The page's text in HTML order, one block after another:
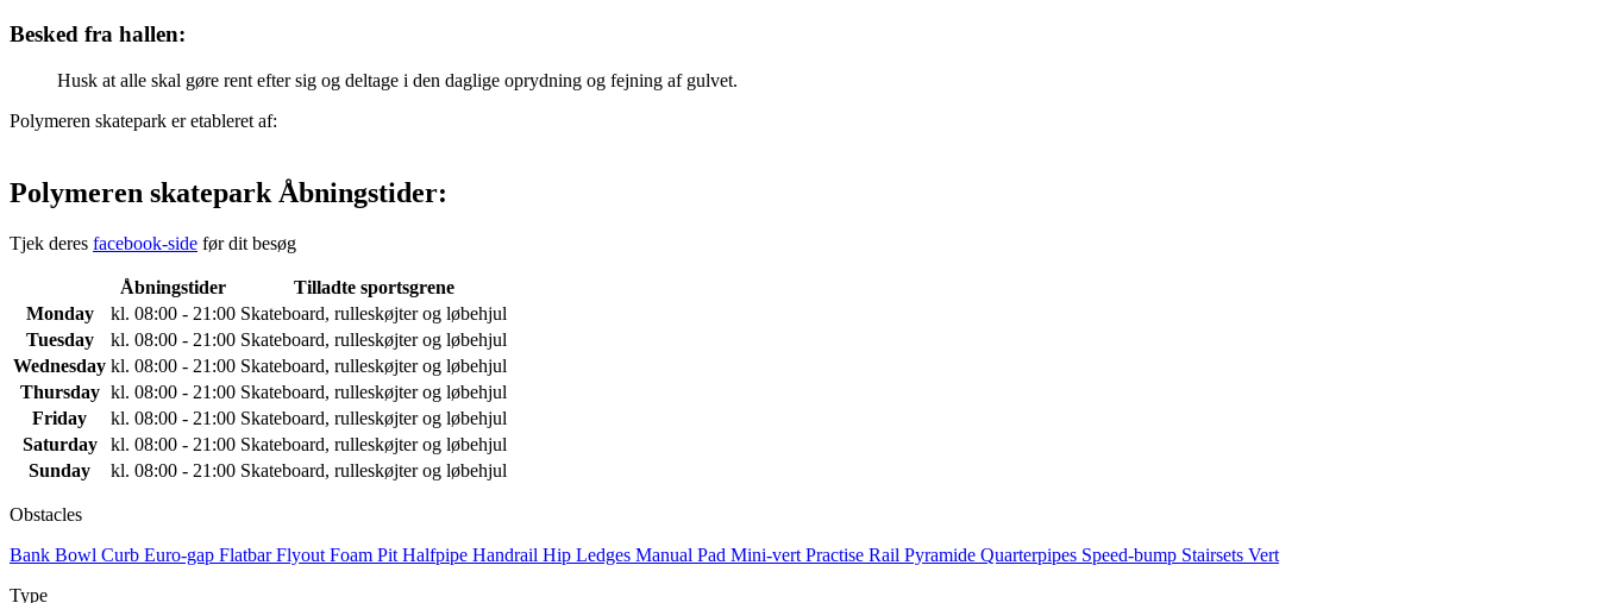
Besked fra hallen:
Husk at alle skal gøre rent efter sig og deltage i den daglige oprydning og fejning af gulvet.
Polymeren skatepark er etableret af:
Polymeren skatepark Åbningstider:
Tjek deres facebook-side før dit besøg
Åbningstider
Tilladte sportsgrene
Monday
kl. 08:00 - 21:00 Skateboard, rulleskøjter og løbehjul
Tuesday
kl. 08:00 - 21:00 Skateboard, rulleskøjter og løbehjul
Wednesday kl. 08:00 - 21:00 Skateboard, rulleskøjter og løbehjul
Thursday kl. 08:00 - 21:00 Skateboard, rulleskøjter og løbehjul
Friday
kl. 08:00 - 21:00 Skateboard, rulleskøjter og løbehjul
Saturday
kl. 08:00 - 21:00 Skateboard, rulleskøjter og løbehjul
Sunday
kl. 08:00 - 21:00 Skateboard, rulleskøjter og løbehjul
Obstacles
Bank Bowl Curb Euro-gap FlatbarFlyout Foam Pit Halfpipe Handrail Hip Ledges Manual Pad Mini-vert Practise Rail Pyramide Quarterpipes Speed-bump Stairsets Vert
Type